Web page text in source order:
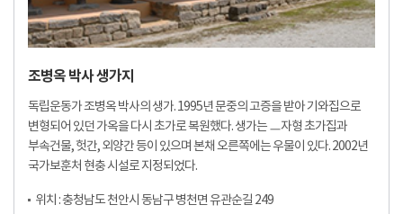
조병옥 박사 생가지
독립운동가 조병옥 박사의 생가. 1995년 문중의 고증을 받아 기와집으로
변형되어 있던 가옥을 다시 초가로 복원했다. 생가는 ㅡ자형 초가집과
부속건물, 헛간, 외양간 등이 있으며 본채 오른쪽에는 우물이 있다. 2002년
국가보훈처 현충 시설로 지정되었다.
위치 : 충청남도 천안시 동남구 병천면 유관순길 249